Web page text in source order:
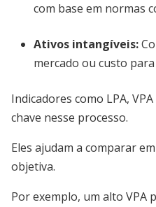
com base em normas
Ativos intangíveis:
mercado ou custo
Indicadores como LPA,
chave nesse processo.
Eles ajudam a comparar
objetiva.
Por exemplo, um alto VPA